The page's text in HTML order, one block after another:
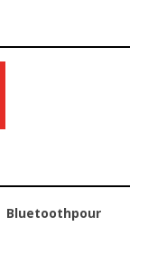
Bluetoothpour